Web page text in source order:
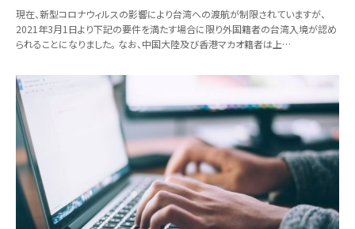
現在、新型コロナウィルスの影響により台湾への渡航が制限されていますが、
2021年3月1日より下記の要件を満たす場合に限り外国籍者の台湾入境が認め
られることになりました。 なお、中国大陸及び香港マカオ籍者は上…